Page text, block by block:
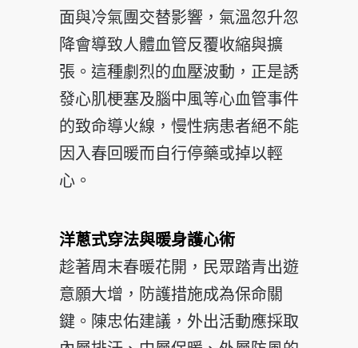
面與冷氣團交替影響，氣溫忽升忽
降會導致人體血管反覆收縮與擴
張。這種劇烈的血壓波動，正是誘
發心肌梗塞及腦中風等心血管事件
的致命導火線，慢性病患者絕不能
因入春回暖而自行停藥或掉以輕
心。
洋蔥式穿法與暖身護心術
趁著周末春暖花開，民眾踏青出遊
意願大增，防護措施成為保命關
鍵。陳忠佑建議，外出活動應採取